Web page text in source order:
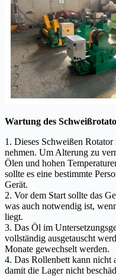
Wartung des
1. Dieses Schweißen
nehmen. Um Alterung zu
Ölen und hohen
sollte es eine bestimmte
Gerät.
2. Vor dem Start sollte das
was auch notwendig ist,
liegt.
3. Das Öl im
vollständig ausgetauscht
Monate gewechselt werden.
4. Das Rollenbett kann nicht
damit die Lager nicht